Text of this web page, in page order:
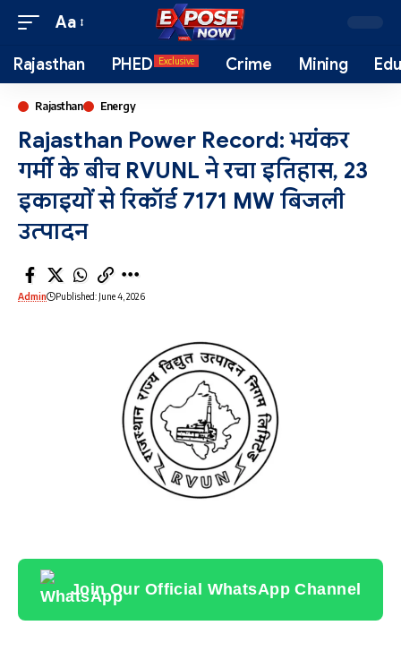
Aa
Rajasthan PHED Exclusive Crime Mining
Rajasthan Energy
Rajasthan Power Record: भयंकर
गर्मी के बीच RVUNL ने रचा इतिहास, 23
इकाइयों से रिकॉर्ड 7171 MW बिजली
उत्पादन
Admin Published: June 4, 2026
Join Our Official WhatsApp Channel